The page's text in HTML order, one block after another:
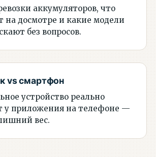
аккумуляторов, что
на досмотре и какие модели
без вопросов.
vs смартфон
устройство реально
у приложения на телефоне —
вес.